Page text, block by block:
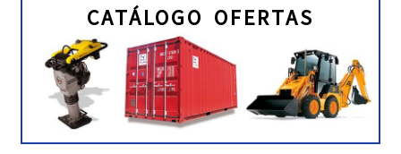
CATÁLOGO OFERTAS